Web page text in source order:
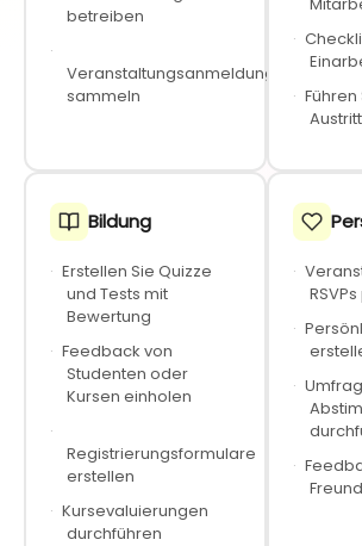
betreiben
·
Veranstaltungsanmeldungen
sammeln
·
· Führen
Bildung
· Erstellen Sie Quizze
und Tests mit
Bewertung
· Feedback von
Studenten oder
Kursen einholen
·
Registrierungsformulare
erstellen
· Kursevaluierungen
durchführen
·
·
·
·